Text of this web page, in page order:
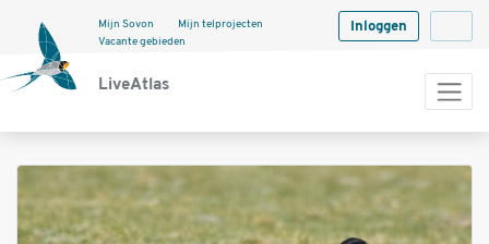
LiveAtlas
Mijn Sovon
Mijn telprojecten
Vacante gebieden
Inloggen